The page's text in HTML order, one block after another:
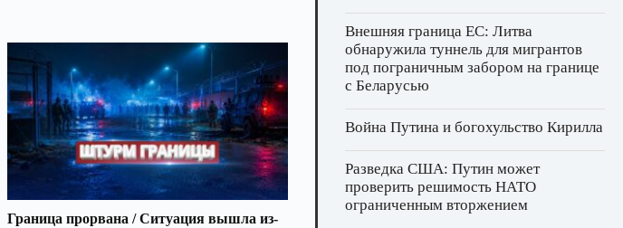
Граница прорвана / Ситуация вышла из-
Внешняя граница ЕС: Литва
обнаружила туннель для мигрантов
под пограничным забором на границе
с Беларусью
Война Путина и богохульство Кирилла
Разведка США: Путин может
проверить решимость НАТО
ограниченным вторжением